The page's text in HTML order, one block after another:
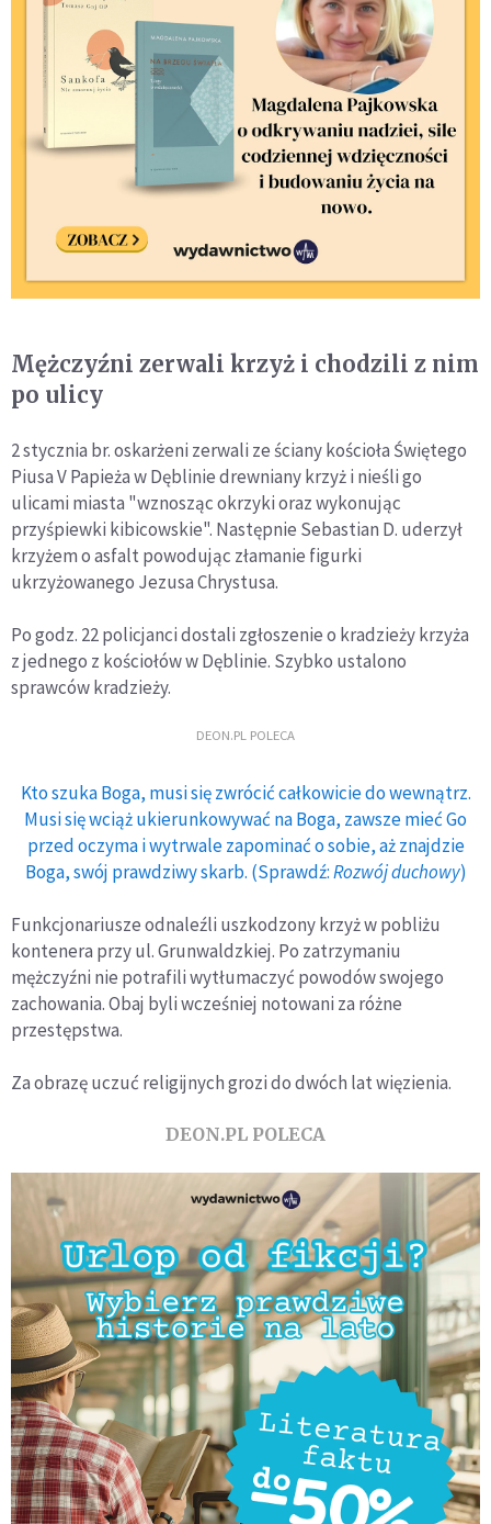
Mężczyźni zerwali krzyż i chodzili z nim
po ulicy
2 stycznia br. oskarżeni zerwali ze ściany kościoła Świętego
Piusa V Papieża w Dęblinie drewniany krzyż i nieśli go
ulicami miasta "wznosząc okrzyki oraz wykonując
przyśpiewki kibicowskie". Następnie Sebastian D. uderzył
krzyżem o asfalt powodując złamanie figurki
ukrzyżowanego Jezusa Chrystusa.
Po godz. 22 policjanci dostali zgłoszenie o kradzieży krzyża
z jednego z kościołów w Dęblinie. Szybko ustalono
sprawców kradzieży.
DEON.PL POLECA
Kto szuka Boga, musi się zwrócić całkowicie do wewnątrz.
Musi się wciąż ukierunkowywać na Boga, zawsze mieć Go
przed oczyma i wytrwale zapominać o sobie, aż znajdzie
Boga, swój prawdziwy skarb. (Sprawdź:Rozwój duchowy)
Funkcjonariusze odnaleźli uszkodzony krzyż w pobliżu
kontenera przy ul. Grunwaldzkiej. Po zatrzymaniu
mężczyźni nie potrafili wytłumaczyć powodów swojego
zachowania. Obaj byli wcześniej notowani za różne
przestępstwa.
Za obrazę uczuć religijnych grozi do dwóch lat więzienia.
DEON.PL POLECA